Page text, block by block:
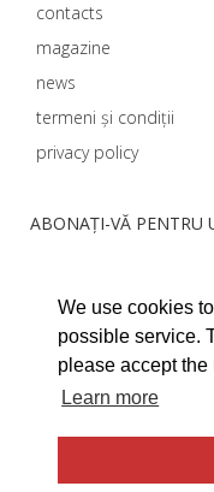
We use cookies
possible service.
please accept the
Learn more
ABONAȚI-VĂ PENTRU
contacts
magazine
news
termeni și condiții
privacy policy